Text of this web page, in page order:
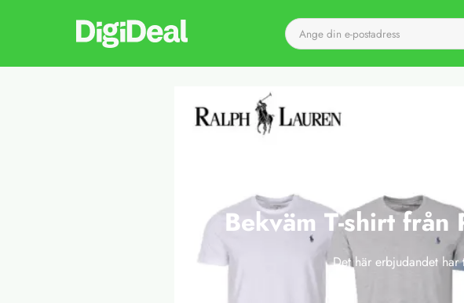
Till startsidan
Bekväm T-shirt
Det här erbjudandet